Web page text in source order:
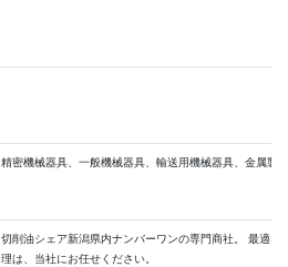
精密機械器具、一般機械器具、輸送用機械器具、金属製
切削油シェア新潟県内ナンバーワンの専門商社。 最適な
理は、当社にお任せください。